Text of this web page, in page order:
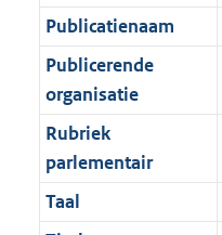
m
a
a
t
Publicatienaam
Publicerende
organisatie
Rubriek
parlementair
Taal